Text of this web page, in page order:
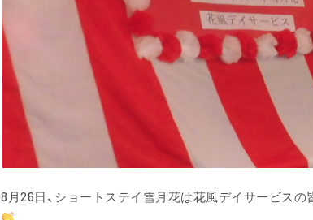
8月26日、ショートステイ雪月花は花風デイサービス